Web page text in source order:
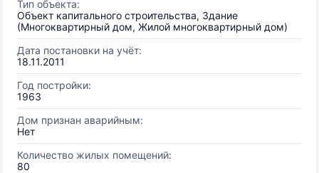
Тип объекта:
Объект капитального строительства, Здание
(Многоквартирный дом, Жилой многоквартирный дом)
Дата постановки на учёт:
18.11.2011
Год постройки:
1963
Дом признан аварийным:
Нет
Количество жилых помещений:
80